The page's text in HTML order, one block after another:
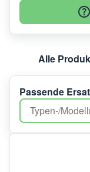
Alle
Passende